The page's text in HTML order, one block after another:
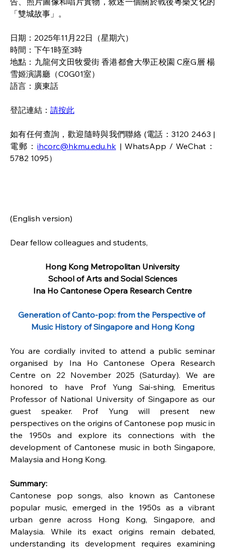
「雙城故事」。
日期：2025年11月22日（星期六）
時間：下午1時至3時
地點：九龍何文田牧愛街 香港都會大學正校園 C座G層 楊
雪姬演講廳（C0G01室）
語言：廣東話
登記連結： 請按此
電郵：ihcorc@hkmu.edu.hk | WhatsApp / WeChat：
5782 1095）
(English version)
Dear fellow colleagues and students,
Hong Kong Metropolitan University
School of Arts and Social Sciences
Ina Ho Cantonese Opera Research Centre
Generation of Canto-pop: from the Perspective of
Music History of Singapore and Hong Kong
You are cordially invited to attend a public seminar
organised by Ina Ho Cantonese Opera Research
Centre on 22 November 2025 (Saturday). We are
honored to have Prof Yung Sai-shing, Emeritus
Professor of National University of Singapore as our
guest speaker. Prof Yung will present new
perspectives on the origins of Cantonese pop music in
the 1950s and explore its connections with the
development of Cantonese music in both Singapore,
Malaysia and Hong Kong.
Summary:
Cantonese pop songs, also known as Cantonese
popular music, emerged in the 1950s as a vibrant
urban genre across Hong Kong, Singapore, and
Malaysia. While its exact origins remain debated,
understanding its development requires examining